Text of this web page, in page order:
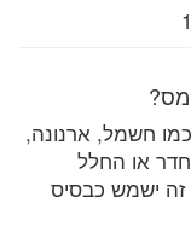
מס?
חשמל, ארנונה,
או החלל
ישמש כבסיס